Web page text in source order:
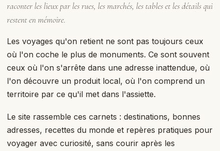
raconter les lieux par les rues, les marchés, les tables et les détails qui
restent en mémoire.
Les voyages qu'on retient ne sont pas toujours ceux
où l'on coche le plus de monuments. Ce sont souvent
ceux où l'on s'arrête dans une adresse inattendue, où
l'on découvre un produit local, où l'on comprend un
territoire par ce qu'il met dans l'assiette.
Le site rassemble ces carnets : destinations, bonnes
adresses, recettes du monde et repères pratiques pour
voyager avec curiosité, sans courir après les